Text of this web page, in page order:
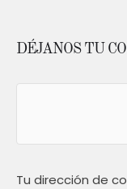
DÉJANOS TU
Tu dirección de